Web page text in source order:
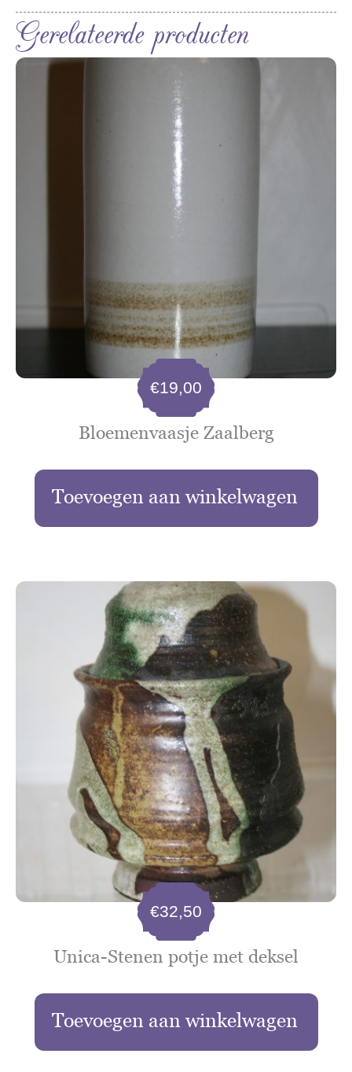
Gerelateerde producten
Bloemenvaasje Zaalberg
€19,00
Toevoegen aan winkelwagen
Unica-Stenen potje met deksel
€32,50
Toevoegen aan winkelwagen